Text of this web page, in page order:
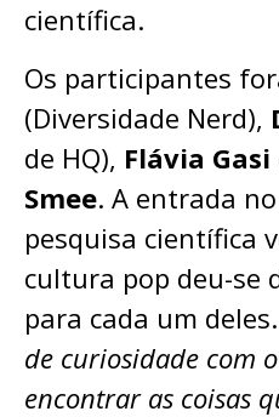
científica.
Os participantes
(Diversidade Nerd),
de HQ), Flávia Gasi
Smee. A entrada
pesquisa científica
cultura pop deu-se
para cada um deles.
de curiosidade com
encontrar as coisas